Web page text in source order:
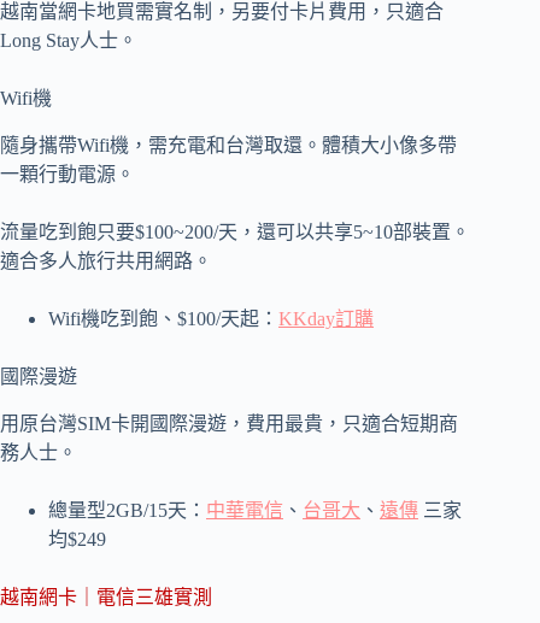
越南當網卡地買需實名制，另要付卡片費用，只適合
Long Stay人士。
Wifi機
隨身攜帶Wifi機，需充電和台灣取還。體積大小像多帶
一顆行動電源。
流量吃到飽只要$100~200/天，還可以共享5~10部裝置。
適合多人旅行共用網路。
Wifi機吃到飽、$100/天起： KKday訂購
國際漫遊
用原台灣SIM卡開國際漫遊，費用最貴，只適合短期商
務人士。
總量型2GB/15天： 中華電信 、 台哥大 、 遠傳 三家
均$249
越南網卡｜電信三雄實測